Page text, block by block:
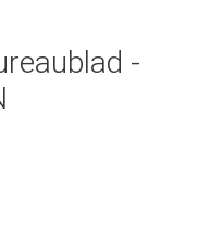
-